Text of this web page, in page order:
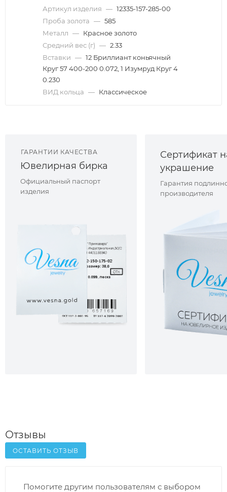
Артикул изделия — 12335-157-285-00
Проба золота — 585
Металл — Красное золото
Средний вес (г) — 2.33
Вставки — 12 Бриллиант коньячный
Круг 57 400-200 0.072, 1 Изумруд Круг 4
0.230
ВИД кольца — Классическое
ГАРАНТИИ КАЧЕСТВА
Ювелирная бирка
Официальный паспорт
изделия
Сертификат
украшение
Гарантия
производителя
Отзывы
ОСТАВИТЬ ОТЗЫВ
Помогите другим пользователям с выбором